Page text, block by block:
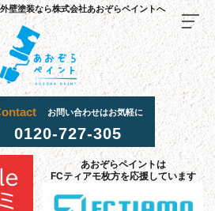
壁塗装なら株式会社あおぞらペイントへ
お問い合わせはお気軽に
0120-727-305
あおぞらペイントは
FCティアモ枚方を応援しています
流れ